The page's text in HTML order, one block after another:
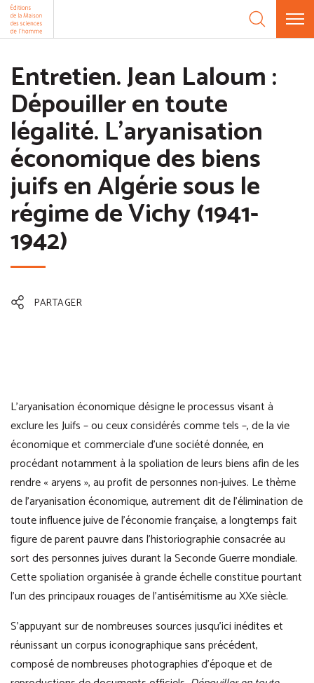
Aller au contenu
Entretien. Jean Laloum :
Dépouiller en toute
légalité. L'aryanisation
économique des biens
juifs en Algérie sous le
régime de Vichy (1941-
1942)
PARTAGER
L’aryanisation économique désigne le processus visant à
exclure les Juifs – ou ceux considérés comme tels –, de la vie
économique et commerciale d’une société donnée, en
procédant notamment à la spoliation de leurs biens afin de les
rendre « aryens », au profit de personnes non-juives. Le thème
de l’aryanisation économique, autrement dit de l’élimination de
toute influence juive de l’économie française, a longtemps fait
figure de parent pauvre dans l’historiographie consacrée au
sort des personnes juives durant la Seconde Guerre mondiale.
Cette spoliation organisée à grande échelle constitue pourtant
l’un des principaux rouages de l’antisémitisme au XXe siècle.
S’appuyant sur de nombreuses sources jusqu’ici inédites et
réunissant un corpus iconographique sans précédent,
composé de nombreuses photographies d’époque et de